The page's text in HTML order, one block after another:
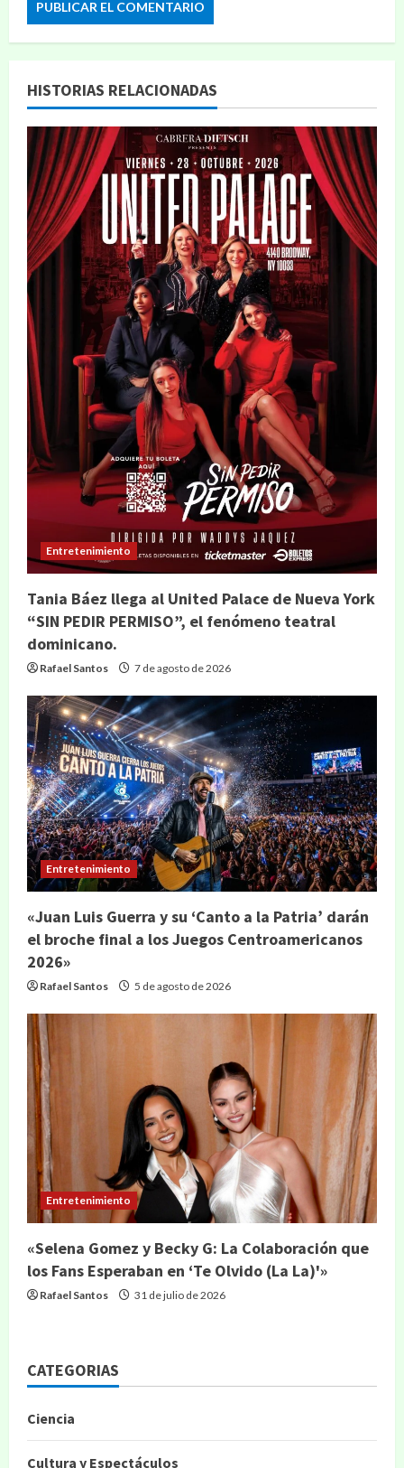
HISTORIAS RELACIONADAS
Entretenimiento
Tania Báez llega al United Palace de Nueva York
“SIN PEDIR PERMISO”, el fenómeno teatral
dominicano.
Rafael Santos 7 de agosto de 2026
Entretenimiento
«Juan Luis Guerra y su ‘Canto a la Patria’ darán
el broche final a los Juegos Centroamericanos
2026»
Rafael Santos 5 de agosto de 2026
Entretenimiento
«Selena Gomez y Becky G: La Colaboración que
los Fans Esperaban en ‘Te Olvido (La La)'»
Rafael Santos 31 de julio de 2026
CATEGORIAS
Ciencia
Cultura y Espectáculos